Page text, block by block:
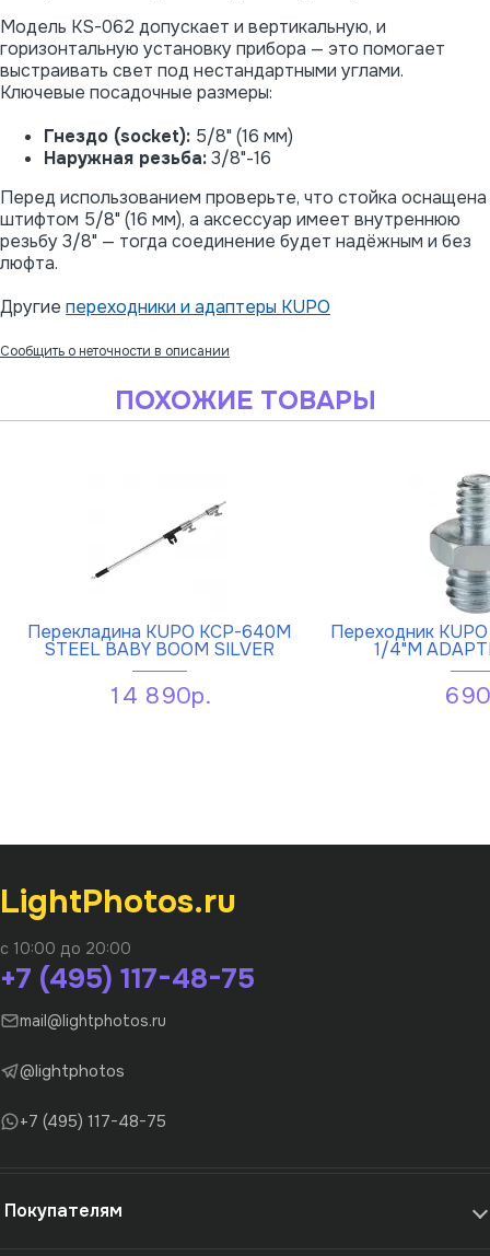
Модель KS-062 допускает и вертикальную, и
горизонтальную установку прибора — это помогает
выстраивать свет под нестандартными углами.
Ключевые посадочные размеры:
Гнездо (socket): 5/8" (16 мм)
Наружная резьба:3/8"-16
Перед использованием проверьте, что стойка оснащена
штифтом 5/8" (16 мм), а аксессуар имеет внутреннюю
резьбу 3/8" — тогда соединение будет надёжным и без
люфта.
Другие переходники и адаптеры KUPO
Сообщить о неточности в описании
ПОХОЖИЕ ТОВАРЫ
Перекладина KUPO KCP-640M
STEEL BABY BOOM SILVER
14 890р.
Переходник
1/4"M
LightPhotos.ru
с 10:00 до 20:00
+7 (495) 117-48-75
mail@lightphotos.ru
@lightphotos
+7 (495) 117-48-75
Покупателям